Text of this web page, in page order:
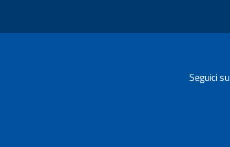
Seguici su